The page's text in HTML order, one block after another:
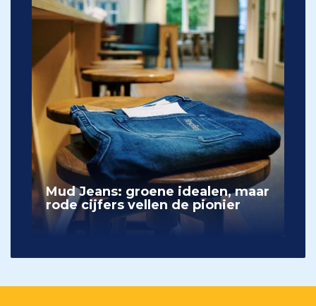
Mud Jeans: groene idealen, maar
rode cijfers vellen de pionier